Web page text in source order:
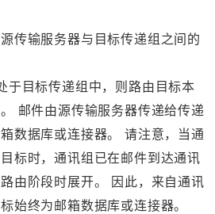
传输服务器与目标传递组之间的
于目标传递组中，则路由目标本
邮件由源传输服务器传递给传递
数据库或连接器。 请注意，当通
标时，通讯组已在邮件到达通讯
由阶段时展开。 因此，来自通讯
始终为邮箱数据库或连接器。